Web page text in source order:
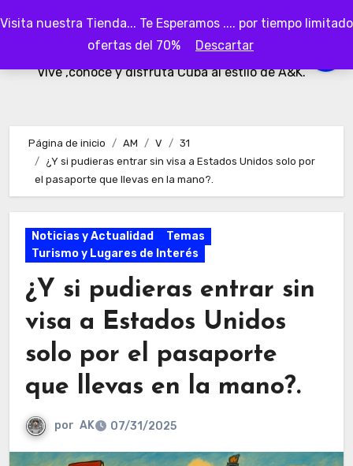
Visita nuestra Tienda... Te Esperamos .... por tiempo limitado
ofertas del 70%
Descartar
al
AKubaa
Vive ,conoce y disfruta Cuba al estilo de A&K.
Página de inicio AM V
31
¿Y si pudieras entrar sin visa a Estados Unidos solo por
el pasaporte que llevas en la mano?.
Noticias y Actualidad
Temas
Turismo y Lugares de Interés
¿Y si pudieras entrar sin
visa a Estados Unidos
solo por el pasaporte
que llevas en la mano?.
por AK 07/31/2025